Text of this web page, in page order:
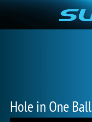
Hole in One Ball